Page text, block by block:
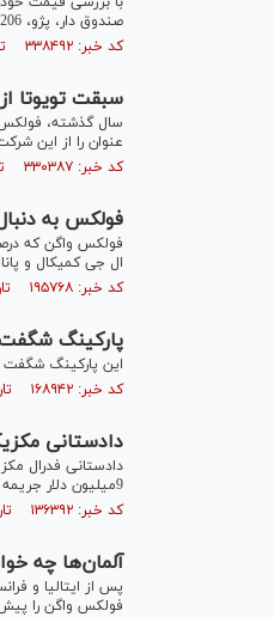
صندوق دار، پژو، 206 تیپ 2، پژو SD V9، فولکس گل، ام وی ام 315 هاچ بک و ... خریداری کنید.
کد خبر: ۳۳۸۴۹۲ تاریخ انتشار : ۱۳۹۶/۰۵/۲۳
سبقت تویوتا
سال گذشته،
عنوان را از این
کد خبر: ۳۳۰۳۸۷ تاریخ انتشار : ۱۳۹۶/۰۴/۲۸
فولکس به
فولکس واگن که
ال جی کمیکال و
کد خبر: ۱۹۵۷۶۸ تاریخ انتشار : ۱۳۹۵/۰۴/۲۱
پارکینگ
این پارکینگ
کد خبر: ۱۶۸۹۴۲ تاریخ انتشار : ۱۳۹۵/۰۲/۱۵
دادستانی مکزیک فولکس
9میلیون دلار جریمه کرد .
کد خبر: ۱۳۶۳۹۲ تاریخ انتشار : ۱۳۹۴/۱۱/۲۷
آلمان‌ها چه
پس از ایتالیا و
فولکس واگن را پیش